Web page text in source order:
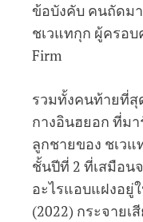
ข้อบังคับ คนถัดม
ชเวแทกุก ผู้ครอ
Firm
รวมทั้งคนท้ายที่
กางอินฮยอก ที่มา
ลูกชายของ ชเว
ชั้นปีที่ 2 ที่เสมือน
อะไรแอบแฝงอยู่
(2022) กระจายเ